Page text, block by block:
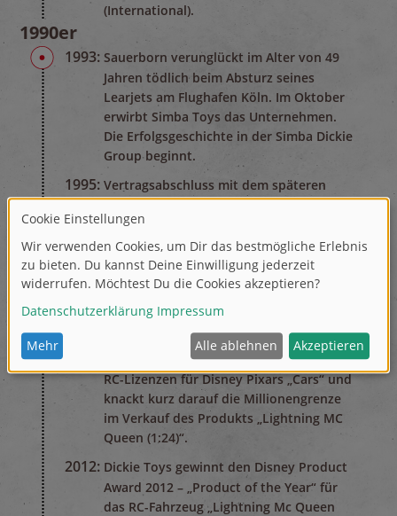
(International).
1990er
1993: Sauerborn verunglückt im Alter von 49
Jahren tödlich beim Absturz seines
Learjets am Flughafen Köln. Im Oktober
erwirbt Simba Toys das Unternehmen.
Die Erfolgsgeschichte in der Simba Dickie
Group beginnt.
1995: Vertragsabschluss mit dem späteren
Rekord-Formel-1 Champion Michael
Schumacher und Dickie Toys.
2000er
2008: Dickie Toys erhält erstmals in der
Unternehmensgeschichte eine
MasterToy Lizenz von Walt Disney.
2010er
Dickie Toys erhält die Exklusivrechte der
RC-Lizenzen für Disney Pixars „Cars“ und
knackt kurz darauf die Millionengrenze
im Verkauf des Produkts „Lightning MC
Queen (1:24)“.
2012: Dickie Toys gewinnt den Disney Product
Award 2012 – „Product of the Year“ für
das RC-Fahrzeug „Lightning Mc Queen